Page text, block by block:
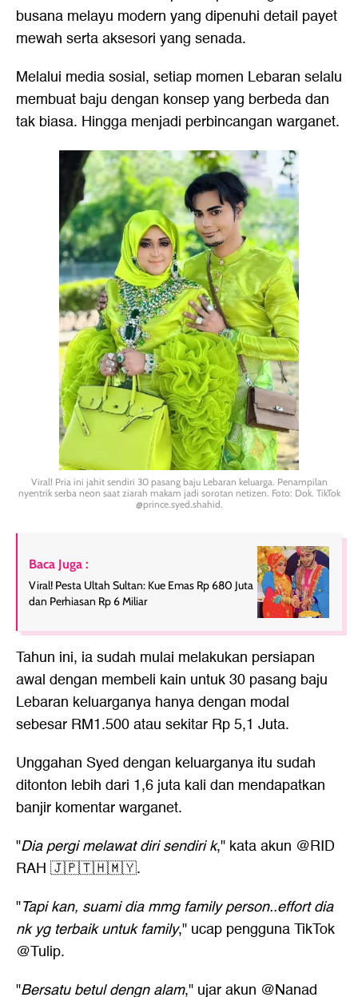
busana melayu modern yang dipenuhi detail payet
mewah serta aksesori yang senada.
Melalui media sosial, setiap momen Lebaran selalu
membuat baju dengan konsep yang berbeda dan
tak biasa. Hingga menjadi perbincangan warganet.
Viral! Pria ini jahit sendiri 30 pasang baju Lebaran keluarga. Penampilan
nyentrik serba neon saat ziarah makam jadi sorotan netizen. Foto: Dok. TikTok
@prince.syed.shahid.
Baca Juga :
Viral! Pesta Ultah Sultan: Kue Emas Rp 680 Juta
dan Perhiasan Rp 6 Miliar
Tahun ini, ia sudah mulai melakukan persiapan
awal dengan membeli kain untuk 30 pasang baju
Lebaran keluarganya hanya dengan modal
sebesar RM1.500 atau sekitar Rp 5,1 Juta.
Unggahan Syed dengan keluarganya itu sudah
ditonton lebih dari 1,6 juta kali dan mendapatkan
banjir komentar warganet.
"Dia pergi melawat diri sendiri k," kata akun @RID
RAH 🇯🇵🇹🇭🇲🇾.
"Tapi kan, suami dia mmg family person..effort dia
nk yg terbaik untuk family," ucap pengguna TikTok
@Tulip.
"Bersatu betul dengn alam," ujar akun @Nanad